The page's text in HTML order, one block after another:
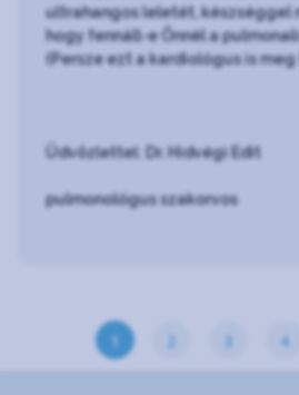
ultrahangos leletét, készséggel
hogy fennáll-e Önnél a
(Persze ezt a kardiológus is meg
Üdvözlettel: Dr. Hidvégi Edit
pulmonológus szakorvos
1 2 3 4